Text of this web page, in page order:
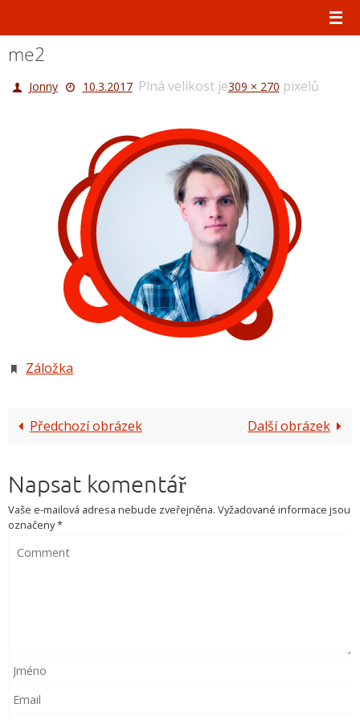
obsah
me2
Jonny 10.3.2017 Plná velikost je309 × 270 pixelů
Záložka.
Předchozí obrázek Další obrázek
Napsat komentář
Vaše e-mailová adresa nebude zveřejněna. Vyžadované informace jsou
označeny*